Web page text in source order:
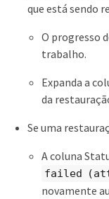
que está sendo
O progresso
trabalho.
Expanda a
da
Se uma
A coluna
failed
novamente